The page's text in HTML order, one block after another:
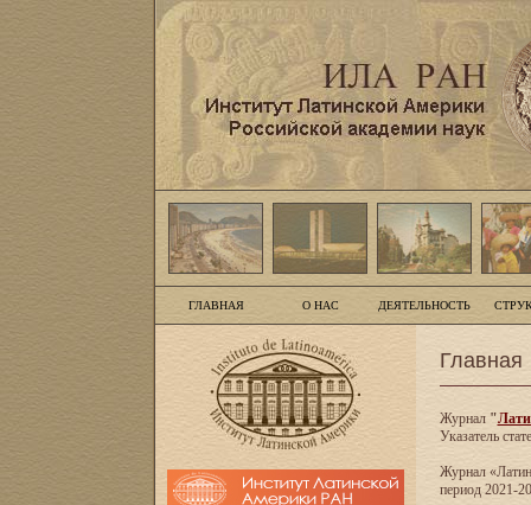
ГЛАВНАЯ О НАС ДЕЯТЕЛЬНОСТЬ
Главная
Журнал"
Указатель
Журнал
период 2021-